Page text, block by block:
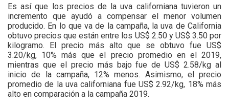
Es así que los precios de la uva californiana tuvieron un
incremento que ayudó a compensar el menor volumen
producido. En lo que va de la campaña, la uva de California
obtuvo precios que están entre los US$ 2.50 y US$ 3.50 por
kilogramo. El precio más alto que se obtuvo fue US$
3.20/kg, 10% más que el precio promedio en el 2019,
mientras que el precio más bajo fue de US$ 2.58/kg al
inicio de la campaña, 12% menos. Asimismo, el precio
promedio de la uva californiana fue US$ 2.92/kg, 18% más
alto en comparación a la campaña 2019.